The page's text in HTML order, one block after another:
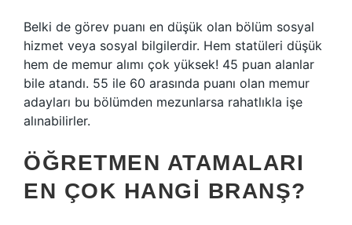
Belki de görev puanı en düşük olan bölüm sosyal
hizmet veya sosyal bilgilerdir. Hem statüleri düşük
hem de memur alımı çok yüksek! 45 puan alanlar
bile atandı. 55 ile 60 arasında puanı olan memur
adayları bu bölümden mezunlarsa rahatlıkla işe
alınabilirler.
ÖĞRETMEN ATAMALARI
EN ÇOK HANGI BRANŞ?